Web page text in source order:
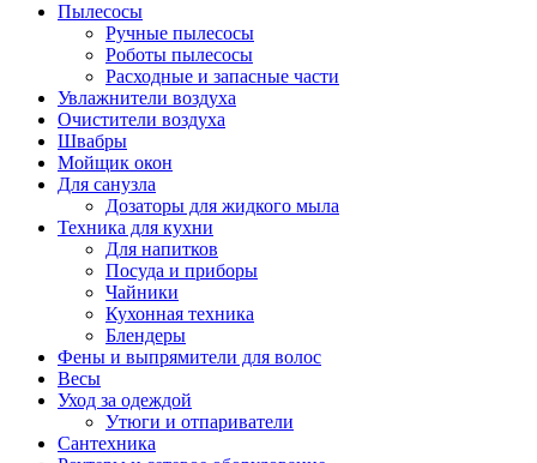
Пылесосы
Ручные пылесосы
Роботы пылесосы
Расходные и запасные части
Увлажнители воздуха
Очистители воздуха
Швабры
Мойщик окон
Для санузла
Дозаторы для жидкого мыла
Техника для кухни
Для напитков
Посуда и приборы
Чайники
Кухонная техника
Блендеры
Фены и выпрямители для волос
Весы
Уход за одеждой
Утюги и отпариватели
Сантехника